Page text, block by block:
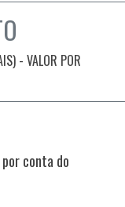
- VALOR POR
conta do